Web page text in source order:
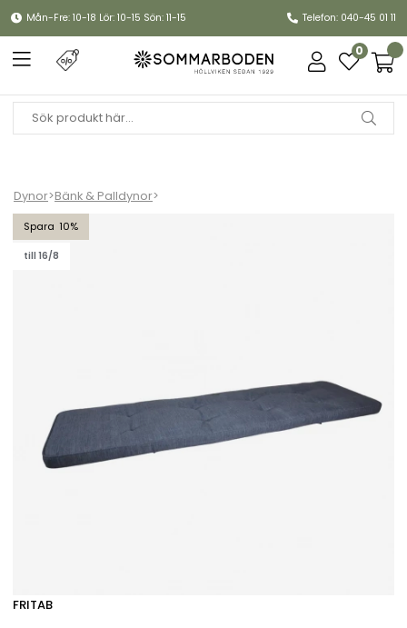
Mån-Fre: 10-18 Lör: 10-15 Sön: 11-15 Telefon: 040-45 01 11
0
Dynor>Bänk & Palldynor>
10
till 16/8
Bänkdyna Canyon 2.0 150 cm, smal - indigo
FRITAB